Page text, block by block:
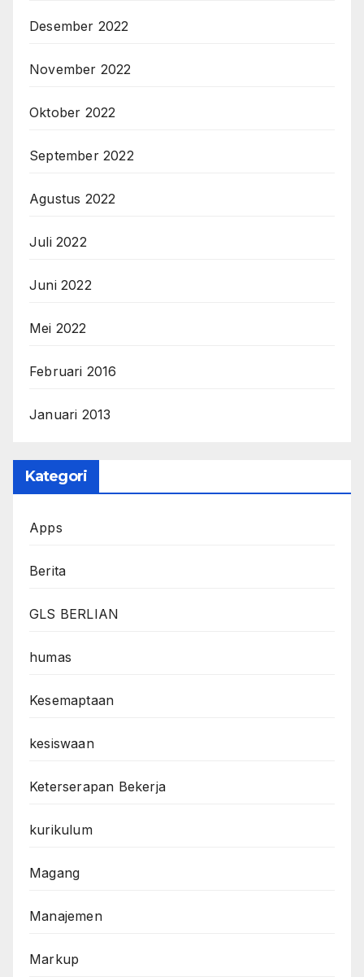
Desember 2022
November 2022
Oktober 2022
September 2022
Agustus 2022
Juli 2022
Juni 2022
Mei 2022
Februari 2016
Januari 2013
Kategori
Apps
Berita
GLS BERLIAN
humas
Kesemaptaan
kesiswaan
Keterserapan Bekerja
kurikulum
Magang
Manajemen
Markup